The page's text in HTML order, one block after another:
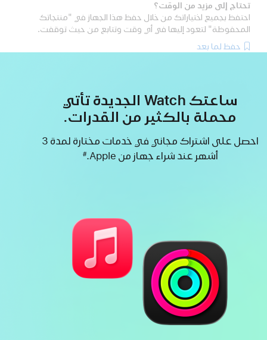
تحتاج إلى مزيد من الوقت؟
احتفظ بجميع اختياراتك من خلال حفظ هذا الجهاز في "منتجاتك
المحفوظة" لتعود إليها في أي وقت وتتابع من حيث توقفت.
حفظ لما بعد
ساعتك Watch الجديدة تأتي
محملة بالكثير من القدرات.
احصل على اشتراك مجاني في خدمات مختارة لمدة 3
أشهر ‏عند شراء جهاز من Apple.
#